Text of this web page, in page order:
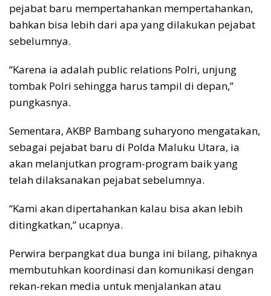
pejabat baru mempertahankan mempertahankan,
bahkan bisa lebih dari apa yang dilakukan pejabat
sebelumnya.
“Karena ia adalah public relations Polri, unjung
tombak Polri sehingga harus tampil di depan,”
pungkasnya.
Sementara, AKBP Bambang suharyono mengatakan,
sebagai pejabat baru di Polda Maluku Utara, ia
akan melanjutkan program-program baik yang
telah dilaksanakan pejabat sebelumnya.
“Kami akan dipertahankan kalau bisa akan lebih
ditingkatkan,” ucapnya.
Perwira berpangkat dua bunga ini bilang, pihaknya
membutuhkan koordinasi dan komunikasi dengan
rekan-rekan media untuk menjalankan atau